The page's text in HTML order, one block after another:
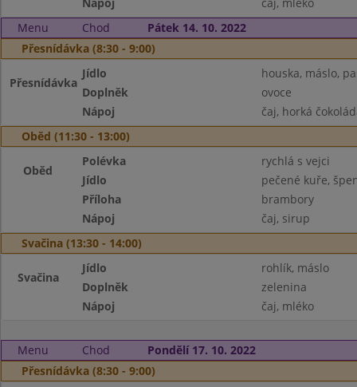
Menu
Chod
Pátek 14. 10. 2022
Přesnídávka (8:30 - 9:00)
Přesnídávka
Jídlo
houska, máslo,
Doplněk
ovoce
Nápoj
čaj, horká
Oběd (11:30 - 13:00)
Oběd
Polévka
rychlá s vejci
Jídlo
pečené kuře,
Příloha
brambory
Nápoj
čaj, sirup
Svačina (13:30 - 14:00)
Svačina
Jídlo
rohlík, máslo
Doplněk
zelenina
Nápoj
čaj, mléko
Menu Chod
Pondělí 17. 10. 2022
Přesnídávka (8:30 - 9:00)